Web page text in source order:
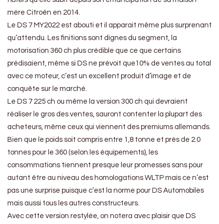
mère Citroën en 2014.
Le DS 7 MY2022 est abouti et il apparait même plus surprenant
qu’attendu. Les finitions sont dignes du segment, la
motorisation 360 ch plus crédible que ce que certains
prédisaient, même si DS ne prévoit que10% de ventes au total
avec ce moteur, c’est un excellent produit d’image et de
conquête sur le marché.
Le DS 7 225 ch ou même la version 300 ch qui devraient
réaliser le gros des ventes, sauront contenter la plupart des
acheteurs, même ceux qui viennent des premiums allemands.
Bien que le poids soit compris entre 1,8 tonne et près de 2.0
tonnes pour le 360 (selon les équipements), les
consommations tiennent presque leur promesses sans pour
autant être au niveau des homologations WLTP mais ce n’est
pas une surprise puisque c’est la norme pour DS Automobiles
mais aussi tous les autres constructeurs.
Avec cette version restylée, on notera avec plaisir que DS